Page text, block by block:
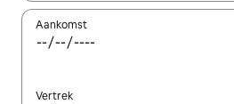
Aankomst
Vertrek